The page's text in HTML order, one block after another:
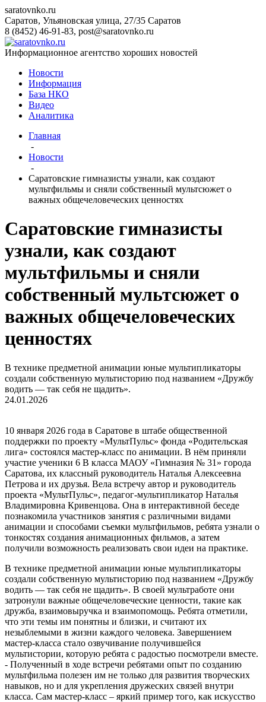
saratovnko.ru
Саратов, Ульяновская улица, 27/35 Саратов
8 (8452) 46-91-83, post@saratovnko.ru
Информационное агентство хороших новостей
Новости
Информация
База НКО
Видео
Аналитика
Главная
-
Новости
-
Саратовские гимназисты узнали, как создают
мультфильмы и сняли собственный мультсюжет о
важных общечеловеческих ценностях
Саратовские гимназисты
узнали, как создают
мультфильмы и сняли
собственный мультсюжет о
важных общечеловеческих
ценностях
В технике предметной анимации юные мультипликаторы
создали собственную мультисторию под названием «Дружбу
водить — так себя не щадить».
24.01.2026
10 января 2026 года в Саратове в штабе общественной
поддержки по проекту «МультПульс» фонда «Родительская
лига» состоялся мастер-класс по анимации. В нём приняли
участие ученики 6 В класса МАОУ «Гимназия № 31» города
Саратова, их классный руководитель Наталья Алексеевна
Петрова и их друзья. Вела встречу автор и руководитель
проекта «МультПульс», педагог-мультипликатор Наталья
Владимировна Кривенцова. Она в интерактивной беседе
познакомила участников занятия с различными видами
анимации и способами съемки мультфильмов, ребята узнали о
тонкостях создания анимационных фильмов, а затем
получили возможность реализовать свои идеи на практике.
В технике предметной анимации юные мультипликаторы
создали собственную мультисторию под названием «Дружбу
водить — так себя не щадить». В своей мультработе они
затронули важные общечеловеческие ценности, такие как
дружба, взаимовыручка и взаимопомощь. Ребята отметили,
что эти темы им понятны и близки, и считают их
незыблемыми в жизни каждого человека. Завершением
мастер-класса стало озвучивание получившейся
мультистории, которую ребята с радостью посмотрели вместе.
- Полученный в ходе встречи ребятами опыт по созданию
мультфильма полезен им не только для развития творческих
навыков, но и для укрепления дружеских связей внутри
класса. Сам мастер-класс – яркий пример того, как искусство